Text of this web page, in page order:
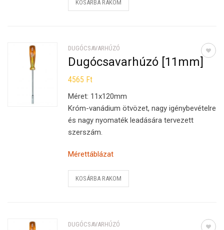
KOSÁRBA RAKOM
DUGÓCSAVARHÚZÓ
Dugócsavarhúzó [11mm]
4565 Ft
Méret: 11x120mm
Króm-vanádium ötvözet, nagy igénybevételre
és nagy nyomaték leadására tervezett
szerszám.
Mérettáblázat
KOSÁRBA RAKOM
DUGÓCSAVARHÚZÓ